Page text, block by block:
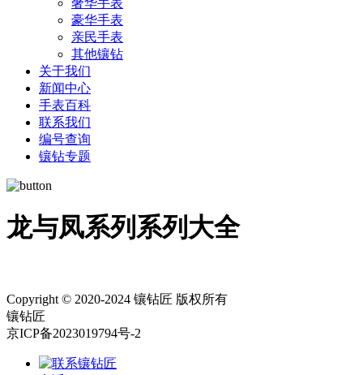
豪华手表
亲民手表
其他镶钻
关于我们
新闻中心
手表百科
联系我们
编号查询
镶钻专题
龙与凤系列系列大全
Copyright © 2020-2024 镶钻匠 版权所有
镶钻匠
京ICP备2023019794号-2